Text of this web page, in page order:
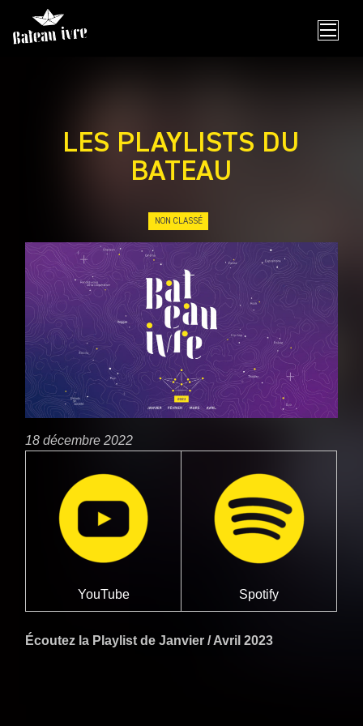
content
LES PLAYLISTS DU
BATEAU
NON CLASSÉ
18 décembre 2022
YouTube Spotify
Écoutez la Playlist de Janvier / Avril 2023